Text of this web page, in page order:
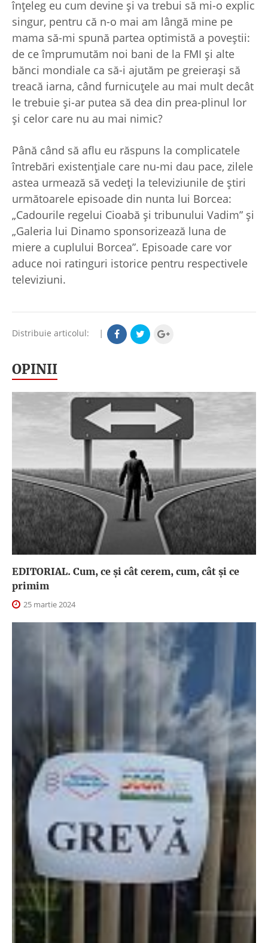
înţeleg eu cum devine şi va trebui să mi-o explic
singur, pentru că n-o mai am lângă mine pe
mama să-mi spună partea optimistă a poveştii:
de ce împrumutăm noi bani de la FMI şi alte
bănci mondiale ca să-i ajutăm pe greieraşi să
treacă iarna, când furnicuţele au mai mult decât
le trebuie şi-ar putea să dea din prea-plinul lor
şi celor care nu au mai nimic?
Până când să aflu eu răspuns la complicatele
întrebări existenţiale care nu-mi dau pace, zilele
astea urmează să vedeţi la televiziunile de ştiri
următoarele episoade din nunta lui Borcea:
„Cadourile regelui Cioabă şi tribunului Vadim” şi
„Galeria lui Dinamo sponsorizează luna de
miere a cuplului Borcea”. Episoade care vor
aduce noi ratinguri istorice pentru respectivele
televiziuni.
Distribuie articolul: |
OPINII
EDITORIAL. Cum, ce şi cât cerem, cum, cât şi ce
primim
25 martie 2024